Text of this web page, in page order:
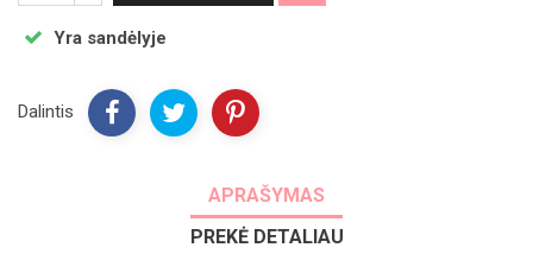
Yra sandėlyje
Dalintis
APRAŠYMAS
PREKĖ DETALIAU